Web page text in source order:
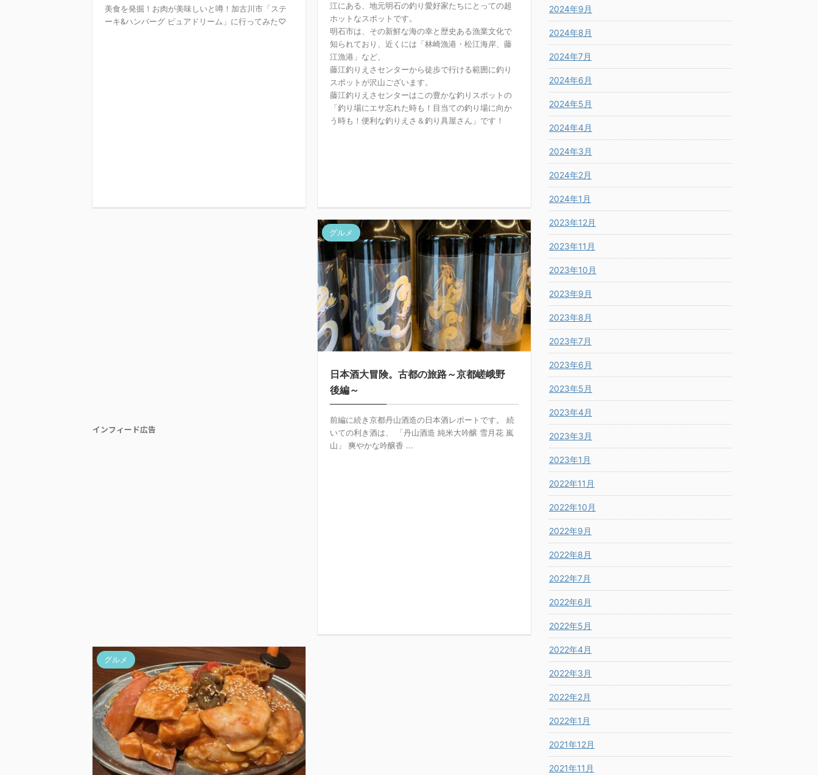
美食を発掘！お肉が美味しいと噂！加古川市「ステ
ーキ&ハンバーグ ピュアドリーム」に行ってみた♡
江にある、地元明石の釣り愛好家たちにとっての超
ホットなスポットです。
明石市は、その新鮮な海の幸と歴史ある漁業文化で
知られており、近くには「林崎漁港・松江海岸、藤
江漁港」など、
藤江釣りえさセンターから徒歩で行ける範囲に釣り
スポットが沢山ございます。
藤江釣りえさセンターはこの豊かな釣りスポットの
「釣り場にエサ忘れた時も！目当ての釣り場に向か
う時も！便利な釣りえさ＆釣り具屋さん」です！
インフィード広告
グルメ
日本酒大冒険。古都の旅路～京都嵯峨野
後編～
前編に続き京都丹山酒造の日本酒レポートです。 続
いての利き酒は、 「丹山酒造 純米大吟醸 雪月花 嵐
山」 爽やかな吟醸香 ...
グルメ
2024年9月
2024年8月
2024年7月
2024年6月
2024年5月
2024年4月
2024年3月
2024年2月
2024年1月
2023年12月
2023年11月
2023年10月
2023年9月
2023年8月
2023年7月
2023年6月
2023年5月
2023年4月
2023年3月
2023年1月
2022年11月
2022年10月
2022年9月
2022年8月
2022年7月
2022年6月
2022年5月
2022年4月
2022年3月
2022年2月
2022年1月
2021年12月
2021年11月